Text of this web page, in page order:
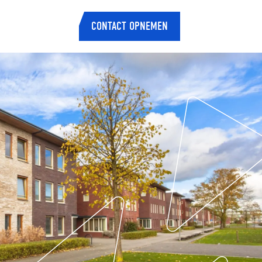
CONTACT OPNEMEN